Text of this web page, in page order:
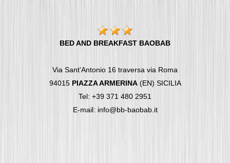
BED AND BREAKFAST BAOBAB
Via Sant'Antonio 16 traversa via Roma
94015 PIAZZA ARMERINA(EN) SICILIA
Tel: +39 371 480 2951
E-mail: info@bb-baobab.it